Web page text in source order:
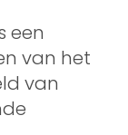
een
van het
van